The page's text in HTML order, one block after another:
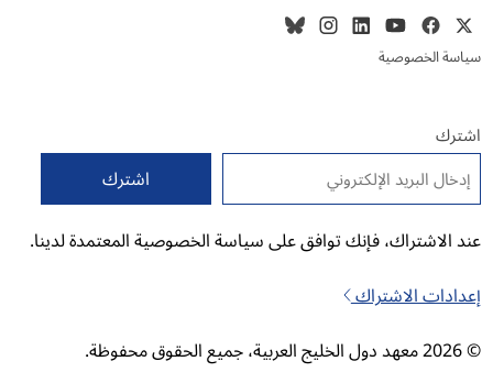
سياسة الخصوصية
اشترك
البريد الإلكتروني *
عند الاشتراك، فإنك توافق على سياسة الخصوصية المعتمدة لدينا.
إعدادات الاشتراك
© 2026 معهد دول الخليج العربية، جميع الحقوق محفوظة.